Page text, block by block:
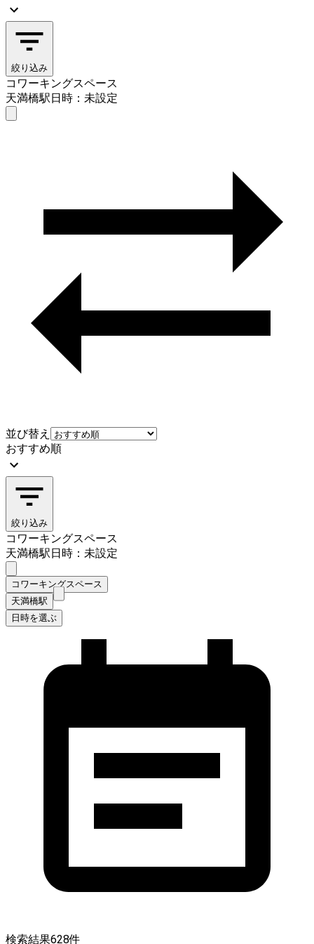
絞り込み
コワーキングスペース
天満橋駅日時：未設定
並び替え
おすすめ順
絞り込み
コワーキングスペース
天満橋駅日時：未設定
コワーキングスペース
天満橋駅
日時を選ぶ
検索結果628件